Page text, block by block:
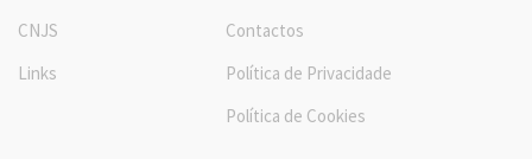
CNJS
Links
Contactos
Política de Privacidade
Política de Cookies